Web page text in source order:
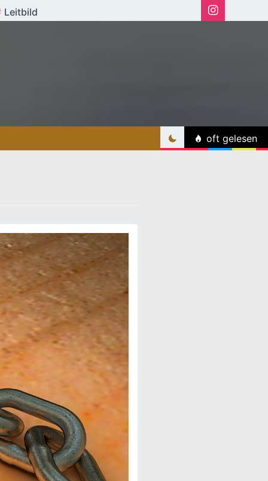
Leitbild
oft gelesen